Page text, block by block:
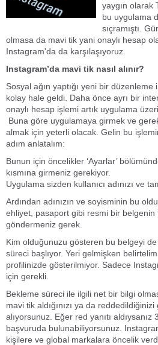
yaygın olarak
bu uygulama
sıçramıştı.
olmasa da mavi tik yani onaylı hesap
Instagram'da da karşılaşıyoruz.
Instagram’da mavi tik nasıl alınır?
Sosyal ağın yaptığı yeni bir
kolay hale geldi. Daha önce ayrı bir
onaylı hesap işlemi artık uygulama
Buna göre uygulamaya girmek ve
almak için yeterli olacak. Gelin bu işlemin
adım anlatalım:
Bunun için öncelikler ‘Ayarlar’
kısmına girmeniz gerekiyor.
Uygulama sizden kullanıcı adınızı ve
Ardından adınızın ve soyisminin bu
ehliyet, pasaport gibi resmi bir belgenin
göndermeniz gerek.
Kim olduğunuzu gösteren bu belgeyi
süreci başlıyor. Yeri gelmişken
profilinizde gösterilmiyor. Sadece
için gerekli.
Bekleme süreci ile ilgili net bir bilgi
mavi tik aldığınızı ya da
alıyorsunuz. Eğer red yanıtı
başvuruda bulunabiliyorsunuz.
kişilere ve global markalara öncelik